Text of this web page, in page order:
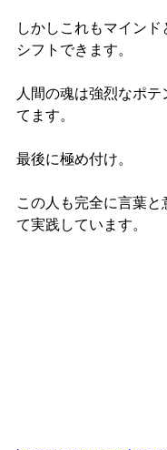
しかしこれもマイン
シフトできます。
人間の魂は強烈なポテ
てます。
最後に極め付け。
この人も完全に言葉
て実践しています。